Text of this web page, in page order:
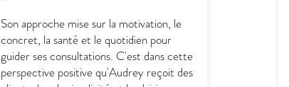
Son approche mise sur la motivation, le
concret, la santé et le quotidien pour
guider ses consultations. C'est dans cette
perspective positive qu'Audrey reçoit des